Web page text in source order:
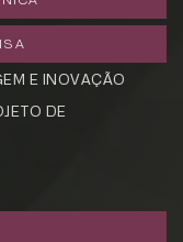
E INOVAÇÃO
DE